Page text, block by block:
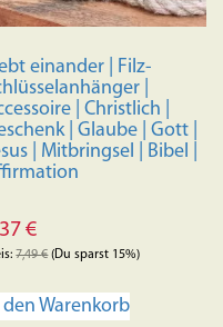
einander | Filz-
|
| Christlich |
| Glaube | Gott |
| Mitbringsel | Bibel |
€
7,49€(Du sparst 15%)
den Warenkorb